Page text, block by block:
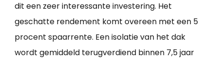
dit een zeer interessante investering. Het
geschatte rendement komt overeen met een 5
procent spaarrente. Een isolatie van het dak
wordt gemiddeld terugverdiend binnen 7,5 jaar